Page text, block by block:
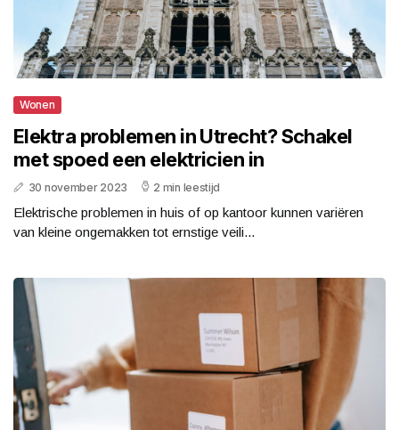
Wonen
Elektra problemen in Utrecht? Schakel
met spoed een elektricien in
30 november 2023 2 min leestijd
Elektrische problemen in huis of op kantoor kunnen variëren
van kleine ongemakken tot ernstige veili...